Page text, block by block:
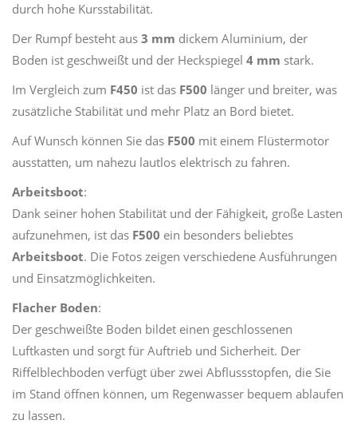
durch hohe Kursstabilität.
Der Rumpf besteht aus 3 mm dickem Aluminium, der
Boden ist geschweißt und der Heckspiegel 4 mm stark.
Im Vergleich zum F450 ist das F500 länger und breiter, was
zusätzliche Stabilität und mehr Platz an Bord bietet.
Auf Wunsch können Sie das F500 mit einem Flüstermotor
ausstatten, um nahezu lautlos elektrisch zu fahren.
Arbeitsboot:
Dank seiner hohen Stabilität und der Fähigkeit, große Lasten
aufzunehmen, ist das F500 ein besonders beliebtes
Arbeitsboot. Die Fotos zeigen verschiedene Ausführungen
und Einsatzmöglichkeiten.
Flacher Boden:
Der geschweißte Boden bildet einen geschlossenen
Luftkasten und sorgt für Auftrieb und Sicherheit. Der
Riffelblechboden verfügt über zwei Abflussstopfen, die Sie
im Stand öffnen können, um Regenwasser bequem ablaufen
zu lassen.